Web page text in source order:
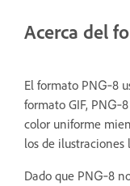
Acerca del
El formato PNG‑8
formato GIF,
color uniforme
los de
Dado que PNG‑8